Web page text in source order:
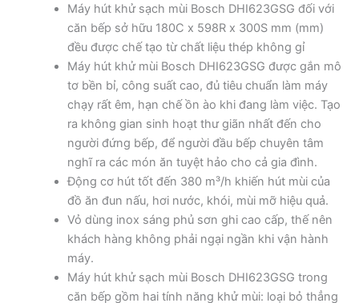
Máy hút khử sạch mùi Bosch DHI623GSG đối với
căn bếp sở hữu 180C x 598R x 300S mm (mm)
đều được chế tạo từ chất liệu thép không gỉ
Máy hút khử mùi Bosch DHI623GSG được gắn mô
tơ bền bỉ, công suất cao, đủ tiêu chuẩn làm máy
chạy rất êm, hạn chế ồn ào khi đang làm việc. Tạo
ra không gian sinh hoạt thư giãn nhất đến cho
người đứng bếp, để người đầu bếp chuyên tâm
nghĩ ra các món ăn tuyệt hảo cho cả gia đình.
Động cơ hút tốt đến 380 m³/h khiến hút mùi của
đồ ăn đun nấu, hơi nước, khói, mùi mỡ hiệu quả.
Vỏ dùng inox sáng phủ sơn ghi cao cấp, thế nên
khách hàng không phải ngại ngần khi vận hành
máy.
Máy hút khử sạch mùi Bosch DHI623GSG trong
căn bếp gồm hai tính năng khử mùi: loại bỏ thẳng